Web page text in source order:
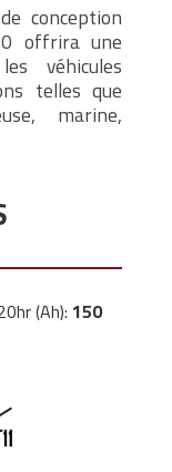
conception
offrira une
véhicules
telles que
marine,
(Ah): 150